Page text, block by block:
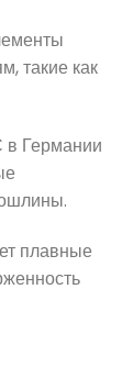
такие как
в Германии
плавные